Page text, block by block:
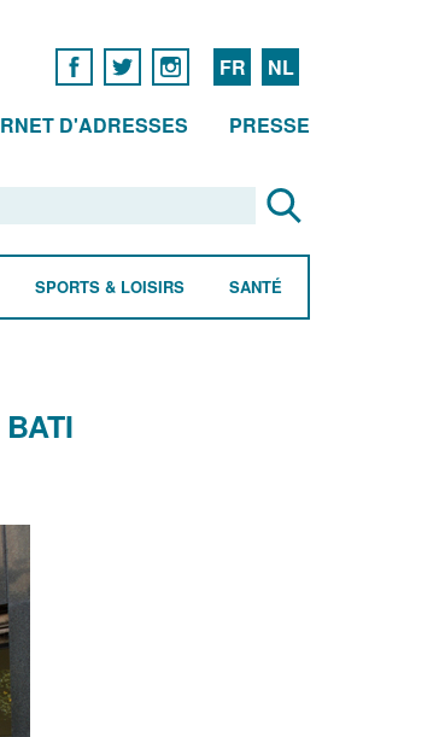
FR NL
D'ADRESSES PRESSE
SPORTS & LOISIRS SANTÉ